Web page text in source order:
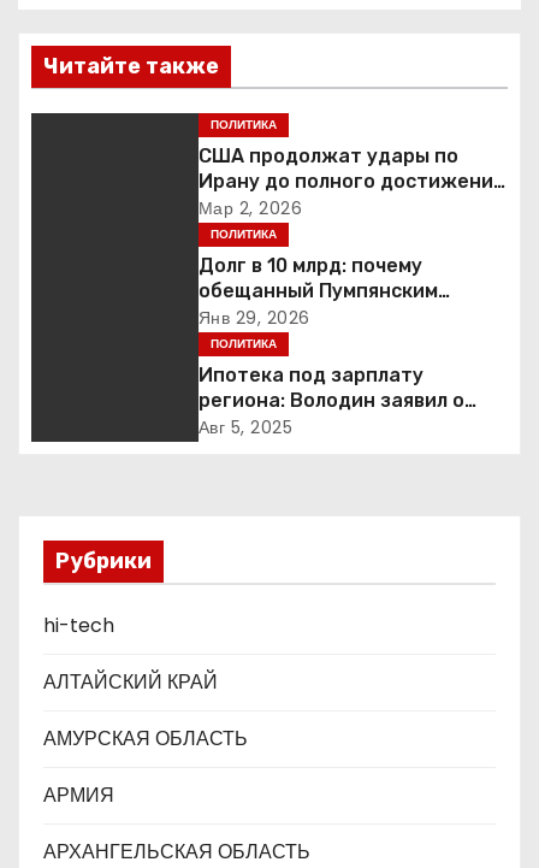
в
и
п
з
а
п
и
с
я
м
Читайте также
ПОЛИТИКА
США продолжат удары по
Ирану до полного достижения
целей — Трамп
Мар 2, 2026
ПОЛИТИКА
Долг в 10 млрд: почему
обещанный Пумпянским
научный центр в
Екатеринбурге так и не
построен
Янв 29, 2026
ПОЛИТИКА
Ипотека под зарплату
региона: Володин заявил о
планах дифференцировать
Авг 5, 2025
Рубрики
hi-tech
АЛТАЙСКИЙ КРАЙ
АМУРСКАЯ ОБЛАСТЬ
АРМИЯ
АРХАНГЕЛЬСКАЯ ОБЛАСТЬ